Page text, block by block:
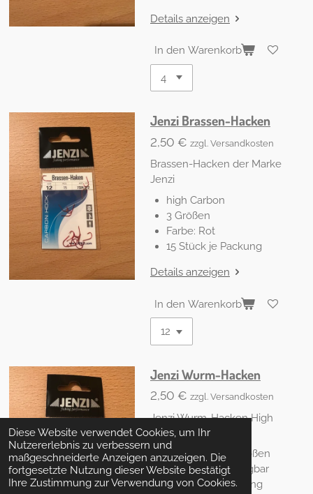
Diese Website verwendet Cookies, um Ihr
Nutzererlebnis zu verbessern und
maßgeschneiderte Anzeigen anzuzeigen. Die
fortgesetzte Nutzung dieser Website bestätigt
Ihre Zustimmung zur Verwendung von Cookies.
Details anzeigen
In den Warenkorb
Jenzi Brassen-Hacken
2,50 € zzgl. Versandkosten
Brassen-Hacken der Marke
Jenzi
high Carbon
3 Größen
Farbe: Rot
15 Stück je Packung
Details anzeigen
In den Warenkorb
Jenzi Wurm-Hacken
2,50 € zzgl. Versandkosten
Jenzi Wurm-Hacken High
Carboon
verschiedene Größen
in 2 Farben verfügbar
10 Stück je Packung